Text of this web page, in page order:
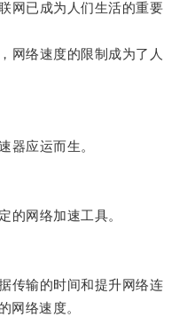
已成为人们生活的重要
络速度的限制成为了人
应运而生。
网络加速工具。
输的时间和提升网络连
网络速度。